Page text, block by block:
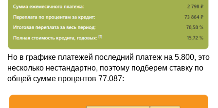
Но в графике платежей последний платеж на 5.800, это
несколько нестандартно, поэтому подберем ставку по
общей сумме процентов 77.087: